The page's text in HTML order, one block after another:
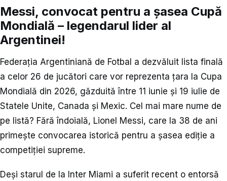
Messi, convocat pentru a șasea Cupă
Mondială – legendarul lider al
Argentinei!
Federația Argentiniană de Fotbal a dezvăluit lista finală
a celor 26 de jucători care vor reprezenta țara la Cupa
Mondială din 2026, găzduită între 11 iunie și 19 iulie de
Statele Unite, Canada și Mexic. Cel mai mare nume de
pe listă? Fără îndoială, Lionel Messi, care la 38 de ani
primește convocarea istorică pentru a șasea ediție a
competiției supreme.
Deși starul de la Inter Miami a suferit recent o entorsă